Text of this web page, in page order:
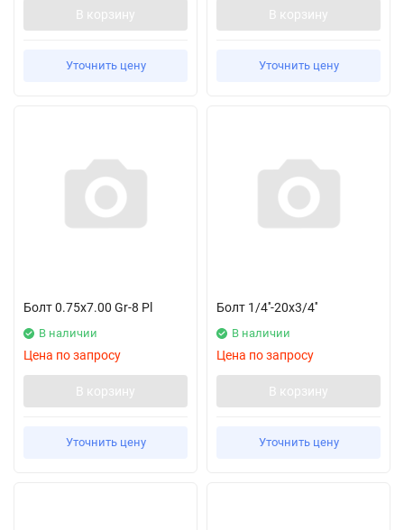
В корзину
Уточнить цену
В корзину
Уточнить цену
Болт 0.75x7.00 Gr-8 Pl
В наличии
Цена по запросу
В корзину
Уточнить цену
Болт 1/4''-20x3/4''
В наличии
Цена по запросу
В корзину
Уточнить цену